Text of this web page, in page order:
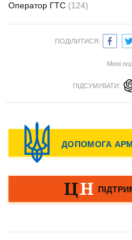
Оператор ГТС (124)
ПОДІЛИТИСЯ:
Мені
ПІДСУМУВАТИ: